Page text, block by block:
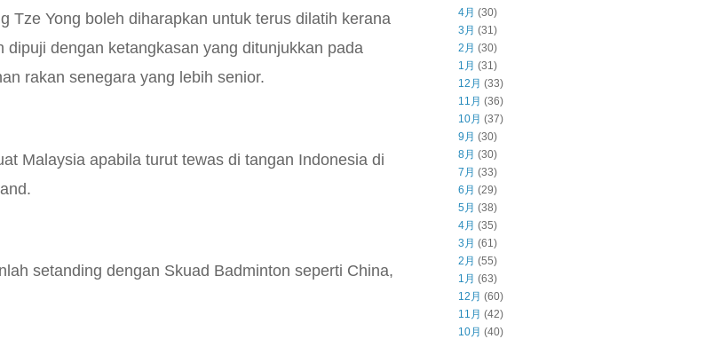
Tze Yong boleh diharapkan untuk terus dilatih kerana
dengan ketangkasan yang ditunjukkan pada
rakan senegara yang lebih senior.
Malaysia apabila turut tewas di tangan Indonesia di
setanding dengan Skuad Badminton seperti China,
4月 (30)
3月 (31)
2月 (30)
1月 (31)
12月 (33)
11月 (36)
10月 (37)
9月 (30)
8月 (30)
7月 (33)
6月 (29)
5月 (38)
4月 (35)
3月 (61)
2月 (55)
1月 (63)
12月 (60)
11月 (42)
10月 (40)